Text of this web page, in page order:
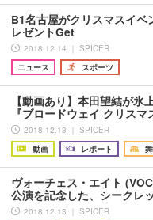
B1名古屋がクリスマスイ
レゼントGet
2018.12.14 ｜ SPICER
ニュース
スポーツ
【動画あり】本田望結が氷
『ブロードウェイ クリス
2018.12.13 ｜ SPICER
動画
レポート
ヴォーチェス・エイト
公演を記念した、シークレ
2018.12.13 ｜ SPICER